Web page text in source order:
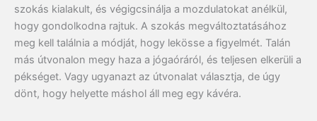
szokás kialakult, és végigcsinálja a mozdulatokat anélkül,
hogy gondolkodna rajtuk. A szokás megváltoztatásához
meg kell találnia a módját, hogy lekösse a figyelmét. Talán
más útvonalon megy haza a jógaóráról, és teljesen elkerüli a
pékséget. Vagy ugyanazt az útvonalat választja, de úgy
dönt, hogy helyette máshol áll meg egy kávéra.